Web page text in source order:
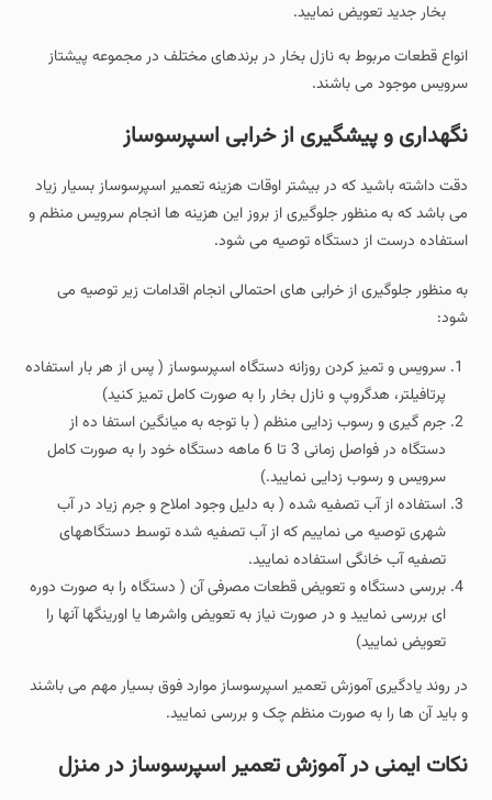
بخار جدید تعویض نمایید.
انواع قطعات مربوط به نازل بخار در برندهای مختلف در مجموعه پیشتاز
سرویس موجود می باشند.
نگهداری و پیشگیری از خرابی اسپرسوساز
دقت داشته باشید که در بیشتر اوقات هزینه تعمیر اسپرسوساز بسیار زیاد
می باشد که به منظور جلوگیری از بروز این هزینه ها انجام سرویس منظم و
استفاده درست از دستگاه توصیه می شود.
به منظور جلوگیری از خرابی های احتمالی انجام اقدامات زیر توصیه می
شود:
سرویس و تمیز کردن روزانه دستگاه اسپرسوساز ( پس از هر بار استفاده
پرتافیلتر، هدگروپ و نازل بخار را به صورت کامل تمیز کنید)
جرم گیری و رسوب زدایی منظم ( با توجه به میانگین استفا ده از
دستگاه در فواصل زمانی 3 تا 6 ماهه دستگاه خود را به صورت کامل
سرویس و رسوب زدایی نمایید.)
استفاده از آب تصفیه شده ( به دلیل وجود املاح و جرم زیاد در آب
شهری توصیه می نماییم که از آب تصفیه شده توسط دستگاههای
تصفیه آب خانگی استفاده نمایید.
بررسی دستگاه و تعویض قطعات مصرفی آن ( دستگاه را به صورت دوره
ای بررسی نمایید و در صورت نیاز به تعویض واشرها یا اورینگها آنها را
تعویض نمایید)
در روند یادگیری آموزش تعمیر اسپرسوساز موارد فوق بسیار مهم می باشند
و باید آن ها را به صورت منظم چک و بررسی نمایید.
نکات ایمنی در آموزش تعمیر اسپرسوساز در منزل